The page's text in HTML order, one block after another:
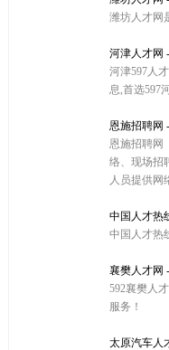
潍坊人才网
河津人才网 -
河津597人
息,首选597
恩施招聘网 -
恩施招聘网
络、现场招
人员提供网
中国人才热
中国人才热
襄樊人才网 -
592襄樊人
服务！
太原汽车人